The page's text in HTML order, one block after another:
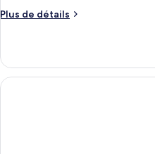
Plus de détails
Plus
Chambre